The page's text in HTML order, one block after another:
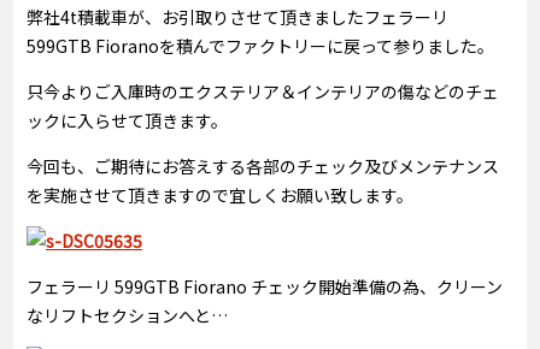
弊社4t積載車が、お引取りさせて頂きましたフェラーリ
599GTB Fioranoを積んでファクトリーに戻って参りました。
只今よりご入庫時のエクステリア＆インテリアの傷などのチェ
ックに入らせて頂きます。
今回も、ご期待にお答えする各部のチェック及びメンテナンス
を実施させて頂きますので宜しくお願い致します。
フェラーリ 599GTB Fiorano チェック開始準備の為、クリーン
なリフトセクションへと…